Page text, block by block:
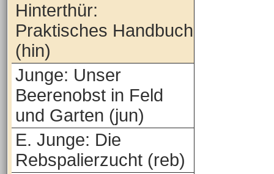
Hinterthür:
Praktisches Handbuch
(hin)
Junge: Unser
Beerenobst in Feld
und Garten (jun)
E. Junge: Die
Rebspalierzucht (reb)